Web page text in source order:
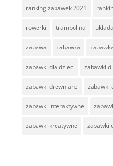
ranking zabawek 2021
rowerki trampolina
zabawa zabawka
zabawki dla dzieci zabawki
zabawki drewniane zabawki
zabawki interaktywne
zabawki kreatywne zabawki